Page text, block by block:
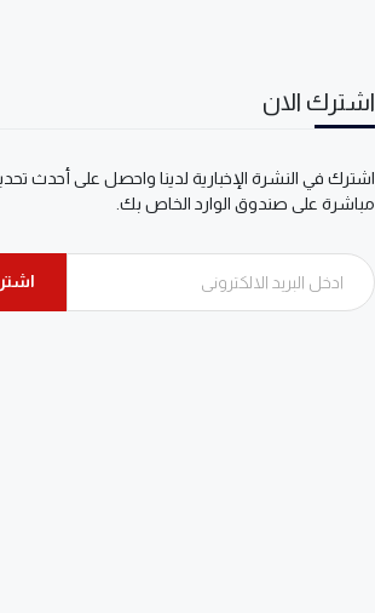
اشترك الان
اشترك في النشرة الإخبارية لدينا واحصل على أحدث
مباشرة على صندوق الوارد الخاص بك.